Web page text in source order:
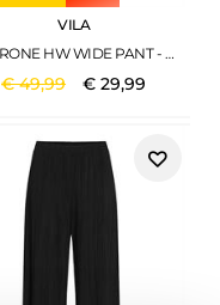
VILA
VIVARONE HW WIDE PANT - NOOS EIERSCHAL2
€49,99 €29,99